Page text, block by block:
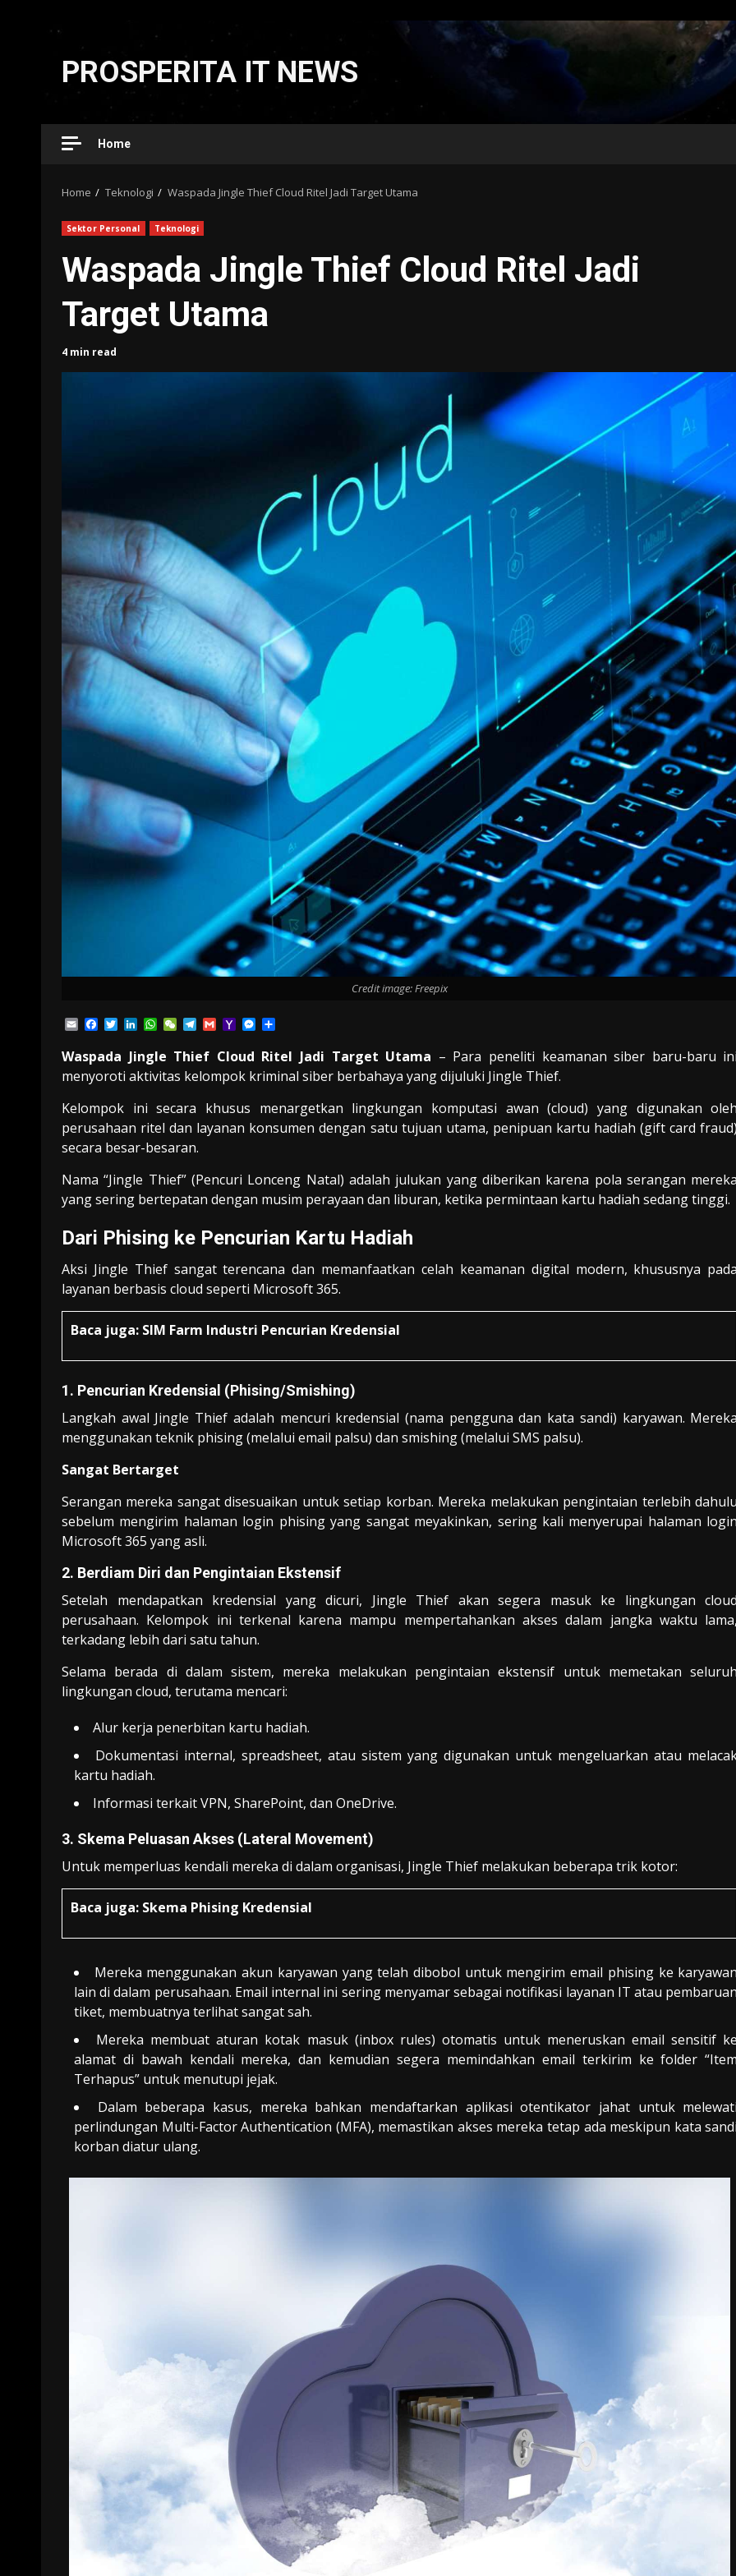
Skip
content
PROSPERITA IT NEWS
Home
Home Teknologi Waspada Jingle Thief Cloud Ritel Jadi Target Utama
Sektor Personal Teknologi
Waspada Jingle Thief Cloud Ritel Jadi
Target Utama
4 min read
Credit image: Freepix
EmailFacebook
TwitterLinkedIn
WhatsApp
WeChatTelegram
GmailYahooMessenger
Waspada Jingle Thief Cloud Ritel Jadi Target Utama – Para peneliti keamanan siber baru-baru ini
menyoroti aktivitas kelompok kriminal siber berbahaya yang dijuluki Jingle Thief.
Kelompok ini secara khusus menargetkan lingkungan komputasi awan (cloud) yang digunakan oleh
perusahaan ritel dan layanan konsumen dengan satu tujuan utama, penipuan kartu hadiah (gift card fraud)
secara besar-besaran.
Nama “Jingle Thief” (Pencuri Lonceng Natal) adalah julukan yang diberikan karena pola serangan mereka
yang sering bertepatan dengan musim perayaan dan liburan, ketika permintaan kartu hadiah sedang tinggi.
Dari Phising ke Pencurian Kartu Hadiah
Aksi Jingle Thief sangat terencana dan memanfaatkan celah keamanan digital modern, khususnya pada
layanan berbasis cloud seperti Microsoft 365.
Baca juga: SIM Farm Industri Pencurian Kredensial
1. Pencurian Kredensial (Phising/Smishing)
Langkah awal Jingle Thief adalah mencuri kredensial (nama pengguna dan kata sandi) karyawan. Mereka
menggunakan teknik phising (melalui email palsu) dan smishing (melalui SMS palsu).
Sangat Bertarget
Serangan mereka sangat disesuaikan untuk setiap korban. Mereka melakukan pengintaian terlebih dahulu
sebelum mengirim halaman login phising yang sangat meyakinkan, sering kali menyerupai halaman login
Microsoft 365 yang asli.
2. Berdiam Diri dan Pengintaian Ekstensif
Setelah mendapatkan kredensial yang dicuri, Jingle Thief akan segera masuk ke lingkungan cloud
perusahaan. Kelompok ini terkenal karena mampu mempertahankan akses dalam jangka waktu lama,
terkadang lebih dari satu tahun.
Selama berada di dalam sistem, mereka melakukan pengintaian ekstensif untuk memetakan seluruh
lingkungan cloud, terutama mencari:
Alur kerja penerbitan kartu hadiah.
Dokumentasi internal, spreadsheet, atau sistem yang digunakan untuk mengeluarkan atau
kartu hadiah.
Informasi terkait VPN, SharePoint, dan OneDrive.
3. Skema Peluasan Akses (Lateral Movement)
Untuk memperluas kendali mereka di dalam organisasi, Jingle Thief melakukan beberapa trik kotor:
Baca juga: Skema Phising Kredensial
Mereka menggunakan akun karyawan yang telah dibobol untuk mengirim email phising ke karyawan
lain di dalam perusahaan. Email internal ini sering menyamar sebagai notifikasi layanan IT atau pembaruan
tiket, membuatnya terlihat sangat sah.
Mereka membuat aturan kotak masuk (inbox rules) otomatis untuk meneruskan email sensitif ke
alamat di bawah kendali mereka, dan kemudian segera memindahkan email terkirim ke folder “Item
Terhapus” untuk menutupi jejak.
Dalam beberapa kasus, mereka bahkan mendaftarkan aplikasi otentikator jahat untuk melewati
perlindungan Multi-Factor Authentication (MFA), memastikan akses mereka tetap ada meskipun kata sandi
korban diatur ulang.